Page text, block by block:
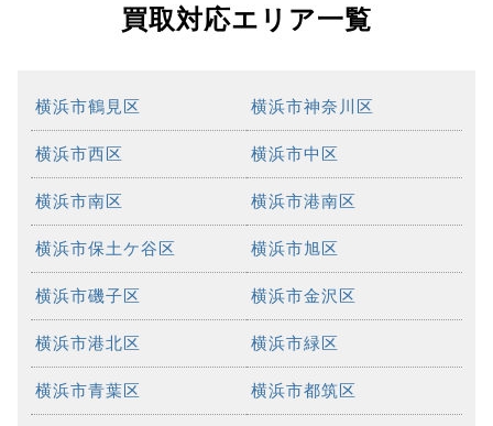
買取対応エリア一覧
横浜市鶴見区 横浜市神奈川区
横浜市西区 横浜市中区
横浜市南区 横浜市港南区
横浜市保土ケ谷区 横浜市旭区
横浜市磯子区 横浜市金沢区
横浜市港北区 横浜市緑区
横浜市青葉区 横浜市都筑区